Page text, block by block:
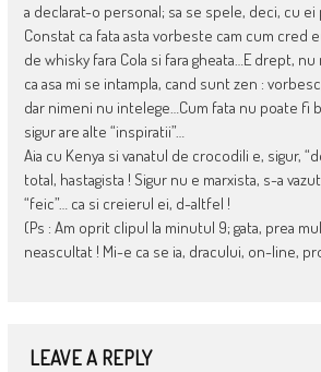
a declarat-o personal; sa se spele, deci, cu ei
Constat ca fata asta vorbeste cam cum cred
de whisky fara Cola si fara gheata…E drept,
ca asa mi se intampla, cand sunt zen :
dar nimeni nu intelege…Cum fata nu poate fi
sigur are alte “inspiratii”…
Aia cu Kenya si vanatul de crocodili e, sigur,
total, hastagista ! Sigur nu e marxista, s-a
“feic”… ca si creierul ei, d-altfel !
(Ps : Am oprit clipul la minutul 9; gata, prea
neascultat ! Mi-e ca se ia, dracului, on-line,
LEAVE A REPLY